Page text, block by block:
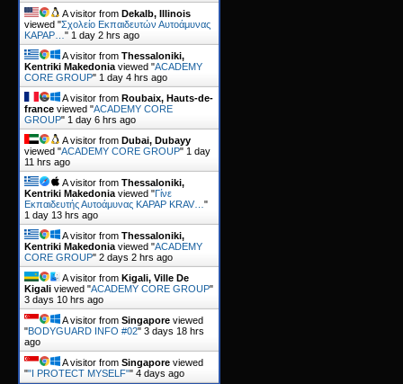
A visitor from Dekalb, Illinois
viewed "Σχολείο Εκπαιδευτών Αυτοάμυνας
KAPAP… " 1 day 2 hrs ago
A visitor from Thessaloniki,
Kentriki Makedonia viewed "ACADEMY
CORE GROUP" 1 day 4 hrs ago
A visitor from Roubaix, Hauts-de-
france viewed "ACADEMY CORE
GROUP" 1 day 6 hrs ago
A visitor from Dubai, Dubayy
viewed "ACADEMY CORE GROUP" 1 day
11 hrs ago
A visitor from Thessaloniki,
Kentriki Makedonia viewed "Γίνε
Εκπαιδευτής Αυτοάμυνας KAPAP KRAV… "
1 day 13 hrs ago
A visitor from Thessaloniki,
Kentriki Makedonia viewed "ACADEMY
CORE GROUP" 2 days 2 hrs ago
A visitor from Kigali, Ville De
Kigali viewed "ACADEMY CORE GROUP"
3 days 10 hrs ago
A visitor from Singapore viewed
"BODYGUARD INFO #02" 3 days 18 hrs
ago
A visitor from Singapore viewed
""I PROTECT MYSELF"" 4 days ago